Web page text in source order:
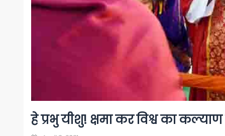
हे प्रभु यीशु! क्षमा कर विश्व का